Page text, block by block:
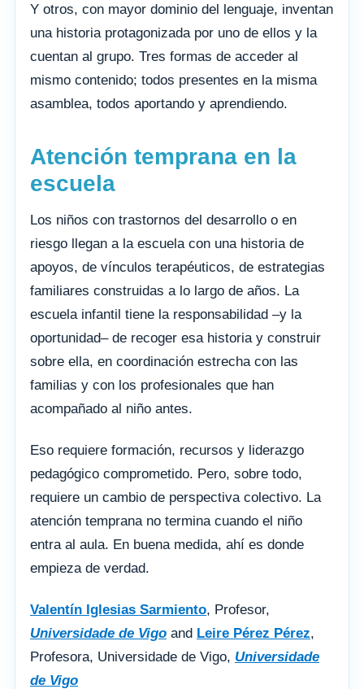
Y otros, con mayor dominio del lenguaje, inventan
una historia protagonizada por uno de ellos y la
cuentan al grupo. Tres formas de acceder al
mismo contenido; todos presentes en la misma
asamblea, todos aportando y aprendiendo.
Atención temprana en la
escuela
Los niños con trastornos del desarrollo o en
riesgo llegan a la escuela con una historia de
apoyos, de vínculos terapéuticos, de estrategias
familiares construidas a lo largo de años. La
escuela infantil tiene la responsabilidad –y la
oportunidad– de recoger esa historia y construir
sobre ella, en coordinación estrecha con las
familias y con los profesionales que han
acompañado al niño antes.
Eso requiere formación, recursos y liderazgo
pedagógico comprometido. Pero, sobre todo,
requiere un cambio de perspectiva colectivo. La
atención temprana no termina cuando el niño
entra al aula. En buena medida, ahí es donde
empieza de verdad.
Valentín Iglesias Sarmiento, Profesor,
Universidade de Vigo and Leire Pérez Pérez,
Profesora, Universidade de Vigo, Universidade
de Vigo